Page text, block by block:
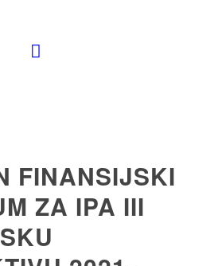
FINANSIJSKI
ZA IPA III